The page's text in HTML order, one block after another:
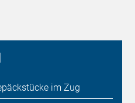
im Zug